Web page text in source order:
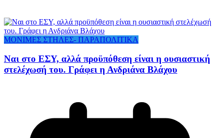
ΜΟΝΙΜΕΣ ΣΤΗΛΕΣ- ΠΑΡΑΠΟΛΙΤΙΚΑ
Ναι στο ΕΣΥ, αλλά προϋπόθεση είναι η ουσιαστική
στελέχωσή του. Γράφει η Ανδριάνα Βλάχου